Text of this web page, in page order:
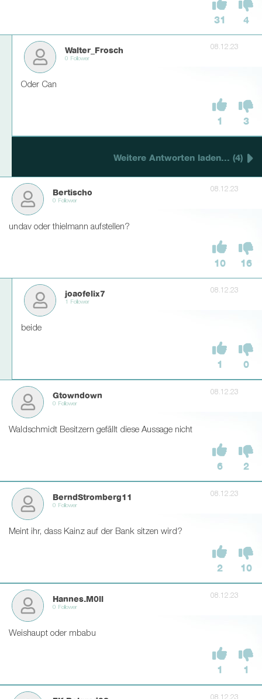
31 4
Walter_Frosch
0 Follower
08.12.23
Oder Can
1 3
Weitere Antworten laden... (4)
Bertischo
0 Follower
08.12.23
undav oder thielmann aufstellen?
10 16
joaofelix7
1 Follower
08.12.23
beide
1 0
Gtowndown
0 Follower
08.12.23
Waldschmidt Besitzern gefällt diese Aussage nicht
6 2
BerndStromberg11
0 Follower
08.12.23
Meint ihr, dass Kainz auf der Bank sitzen wird?
2 10
Hannes.M0ll
0 Follower
08.12.23
Weishaupt oder mbabu
1 1